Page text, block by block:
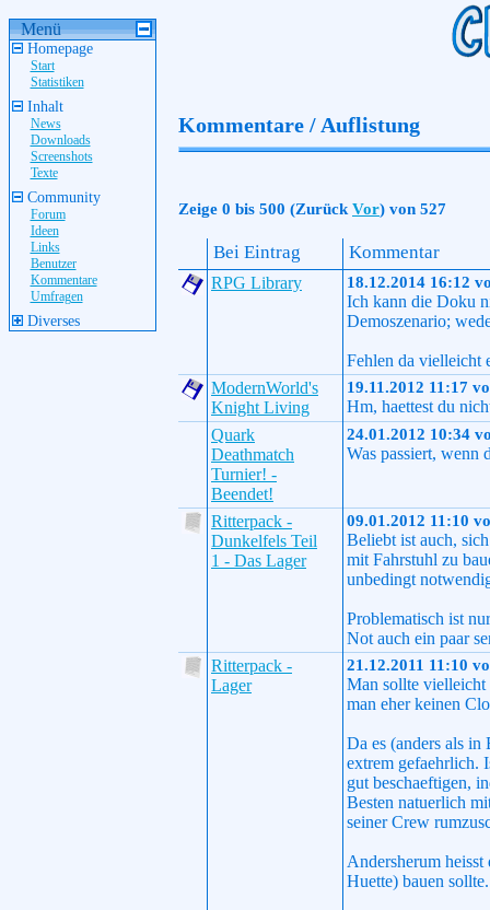
Menü
Homepage
Start
Statistiken
Inhalt
News
Downloads
Screenshots
Texte
Community
Forum
Ideen
Links
Benutzer
Kommentare
Umfragen
Diverses
Kommentare / Auflistung
Zeige 0 bis 500 (Zurück Vor) von 527
Bei Eintrag Kommentar
RPG Library 18.12.2014 16:12
Ich kann die Doku
Demoszenario;
Fehlen da vielleicht
ModernWorld's
Knight Living
19.11.2012 11:17
Hm, haettest du
Quark
Deathmatch
Turnier! -
Beendet!
24.01.2012 10:34
Was passiert, wenn
Ritterpack -
Dunkelfels Teil
1 - Das Lager
09.01.2012 11:10
Beliebt ist auch,
mit Fahrstuhl zu
unbedingt
Problematisch ist
Not auch ein paar
Ritterpack -
Lager
21.12.2011 11:10
Man sollte vielleicht
man eher keinen
Da es (anders als
extrem gefaehrlich.
gut beschaeftigen,
Besten natuerlich
seiner Crew
Andersherum heisst
Huette) bauen sollte.